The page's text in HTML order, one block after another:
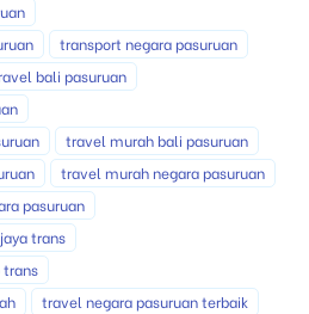
transport negara pasuruan
bali pasuruan
travel murah bali pasuruan
travel murah negara pasuruan
pasuruan
trans
trans
travel negara pasuruan terbaik